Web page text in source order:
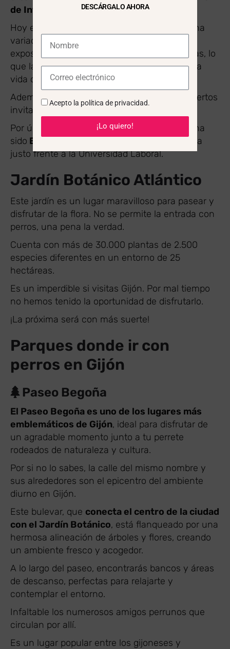
de Interés Cultural.
Hoy en día, la Universidad Laboral alberga una
variada oferta de actividades que incluye
exposiciones, conciertos y muestras artísticas, lo
que la convierte en un punto neurálgico de la
vida cultural de Gijón.
Además, sus amplios jardines y espacios abiertos
invitan a pasear y disfrutar del entorno.
Por último, otro pendiente en nuestra visita ha
sido El Jardín Botánico
, el cual se encuentra
justo frente a la Universidad Laboral.
Jardín Botánico Atlántico
Este jardín es un lugar maravilloso para pasear y
disfrutar de la flora. No se permite la entrada con
perros, una pena la verdad.
Cuenta con más de 30.000 plantas de 2.500
especies diferentes en un entorno de 25
hectáreas.
Es un imperdible si visitas Gijón. Por mal tiempo
no hemos tenido la oportunidad de disfrutarlo.
¡La próxima será con más suerte!
Parques donde ir con
perros en Gijón
Paseo Begoña
El Paseo Begoña es uno de los lugares más
emblemáticos de Gijón, ideal para disfrutar de
un agradable momento junto a tu perrete
rodeados de naturaleza y cultura.
Por si no lo sabes, la calle del mismo nombre y
sus alrededores son el epicentro del ambiente
diurno en Gijón.
Este bulevar, que conecta el centro de la ciudad
con el Jardín Botánico, está flanqueado por una
hermosa alineación de árboles y flores, creando
un ambiente fresco y acogedor.
A lo largo del paseo, encontrarás bancos y áreas
de descanso, perfectas para relajarte y
contemplar el entorno.
Infaltable los numerosos amigos perrunos que
circulan por allí.
Es un lugar popular entre los gijoneses y
DESCÁRGALO AHORA
Acepto la política de privacidad.
¡Lo quiero!